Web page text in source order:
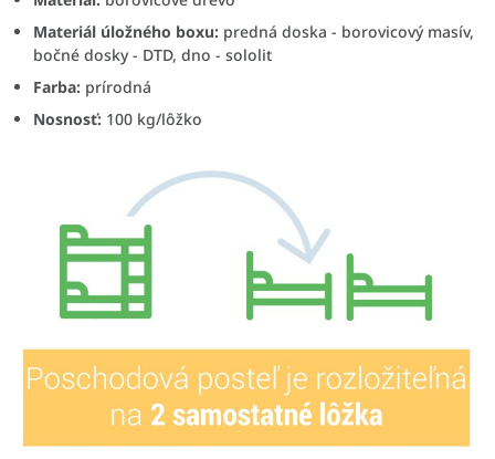
Materiál úložného boxu: predná doska - borovicový masív,
bočné dosky - DTD, dno - sololit
Farba: prírodná
Nosnosť: 100 kg/lôžko